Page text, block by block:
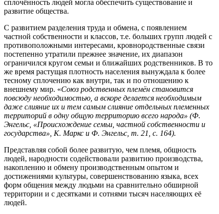
сплочённость людей могла обеспечить существование и
развитие общества.
С развитием разделения труда и обмена, с появлением
частной собственности и классов, т.е. больших групп людей с
противоположными интересами, кровнородственные связи
постепенно утратили прежнее значение, их диапазон
ограничился кругом семьи и ближайших родственников. В то
же время растущая плотность населения вынуждала к более
тесному сплочению как внутри, так и по отношению к
внешнему мир. «Союз родственных племён становится
повсюду необходимостью, а вскоре делается необходимым
даже слияние их и тем самым слияние отдельных племенных
территорий в одну общую территорию всего народа» (Ф.
Энгельс, «Происхождение семьи, частной собственности и
государства», К. Маркс и Ф. Энгельс, т. 21, с. 164).
Представляя собой более развитую, чем племя, общность
людей, народности содействовали развитию производства,
накоплению и обмену производственным опытом и
достижениями культуры, совершенствованию языка, всех
форм общения между людьми на сравнительно обширной
территории и с десятками и сотнями тысяч населяющих её
людей.